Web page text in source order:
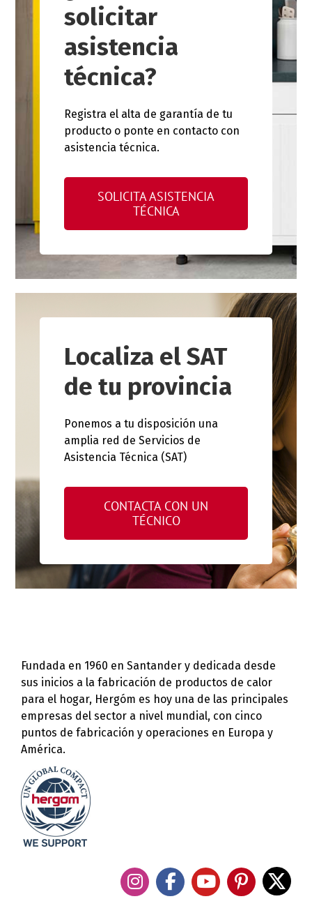
solicitar
asistencia
técnica?
Registra el alta de garantía de tu
producto o ponte en contacto con
asistencia técnica.
SOLICITA ASISTENCIA
TÉCNICA
Localiza el SAT
de tu provincia
Ponemos a tu disposición una
amplia red de Servicios de
Asistencia Técnica (SAT)
CONTACTA CON UN
TÉCNICO
Fundada en 1960 en Santander y dedicada desde
sus inicios a la fabricación de productos de calor
para el hogar, Hergóm es hoy una de las principales
empresas del sector a nivel mundial, con cinco
puntos de fabricación y operaciones en Europa y
América.